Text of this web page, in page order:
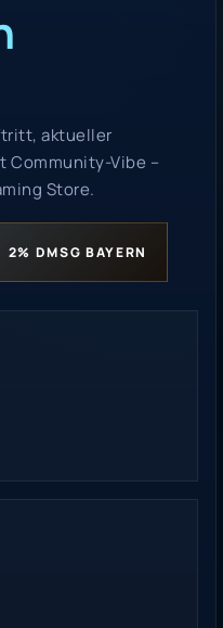
aktueller
Community-Vibe –
Store.
2% DMSG BAYERN